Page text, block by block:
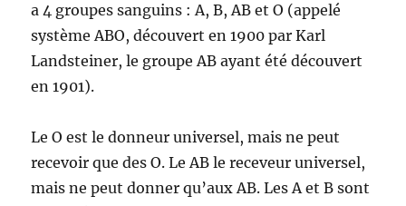
a 4 groupes sanguins : A, B, AB et O (appelé
système ABO, découvert en 1900 par Karl
Landsteiner, le groupe AB ayant été découvert
en 1901).
Le O est le donneur universel, mais ne peut
recevoir que des O. Le AB le receveur universel,
mais ne peut donner qu’aux AB. Les A et B sont